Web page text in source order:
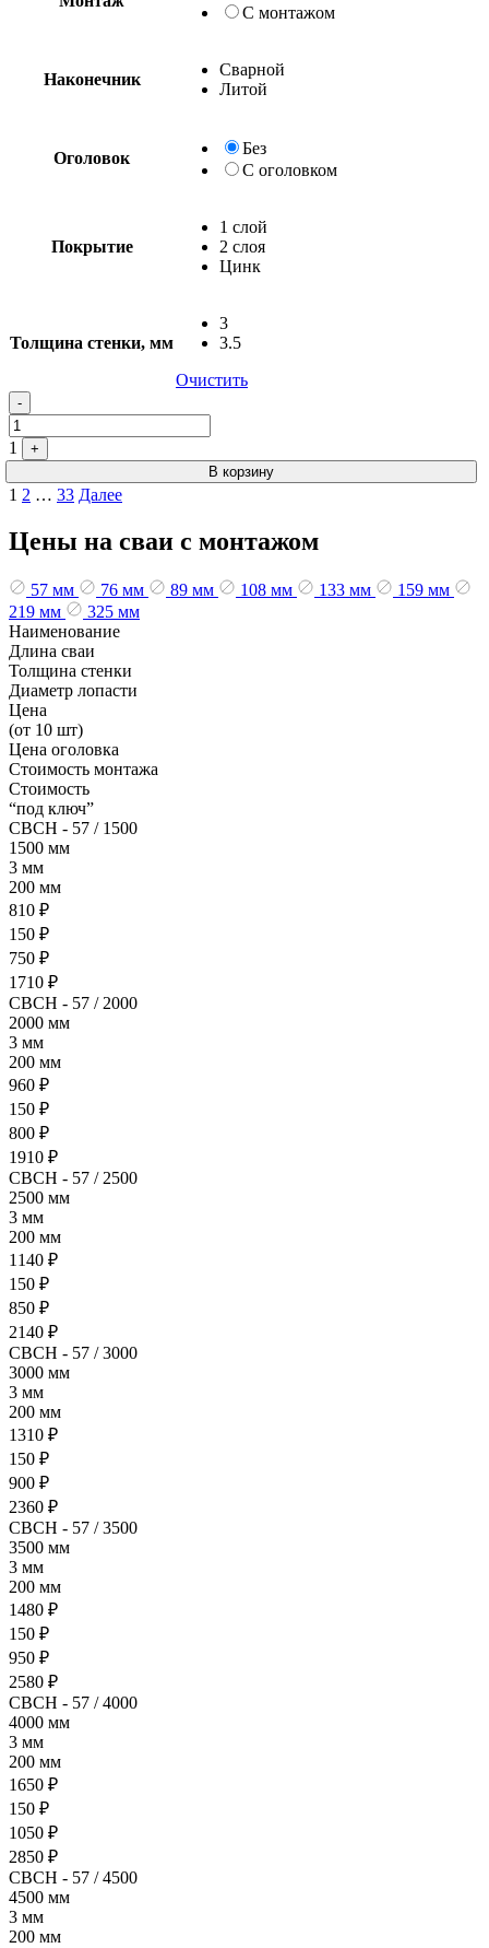
С монтажом
Наконечник
Сварной
Литой
Оголовок
Без
С оголовком
Покрытие
1 слой
2 слоя
Цинк
Толщина стенки, мм
3
3.5
Очистить
Quantity
-
1
+
В корзину
Пагинация
записей
1 2 … 33 Далее
Цены на сваи с монтажом
57 мм 76 мм 89 мм 108 мм 133 мм
159 мм
219 мм
325 мм
Наименование
Длина сваи
Толщина стенки
Диаметр лопасти
Цена
(от 10 шт)
Цена оголовка
Стоимость монтажа
Стоимость
“под ключ”
СВСН - 57 / 1500
1500 мм
3 мм
200 мм
810 ₽
150 ₽
750 ₽
1710 ₽
СВСН - 57 / 2000
2000 мм
3 мм
200 мм
960 ₽
150 ₽
800 ₽
1910 ₽
СВСН - 57 / 2500
2500 мм
3 мм
200 мм
1140 ₽
150 ₽
850 ₽
2140 ₽
СВСН - 57 / 3000
3000 мм
3 мм
200 мм
1310 ₽
150 ₽
900 ₽
2360 ₽
СВСН - 57 / 3500
3500 мм
3 мм
200 мм
1480 ₽
150 ₽
950 ₽
2580 ₽
СВСН - 57 / 4000
4000 мм
3 мм
200 мм
1650 ₽
150 ₽
1050 ₽
2850 ₽
СВСН - 57 / 4500
4500 мм
3 мм
200 мм